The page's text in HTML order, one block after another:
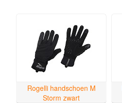
Rogelli handschoen M
Storm zwart